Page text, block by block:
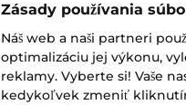
NUXURIANCE
Krém proti
53,00 €
Zásady používania
Náš web a naši partneri
optimalizáciu jej výkonu,
reklamy. Vyberte si! Vaše
kedykoľvek zmeniť